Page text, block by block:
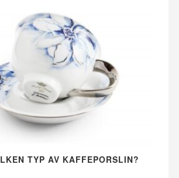
TYP AV KAFFEPORSLIN?